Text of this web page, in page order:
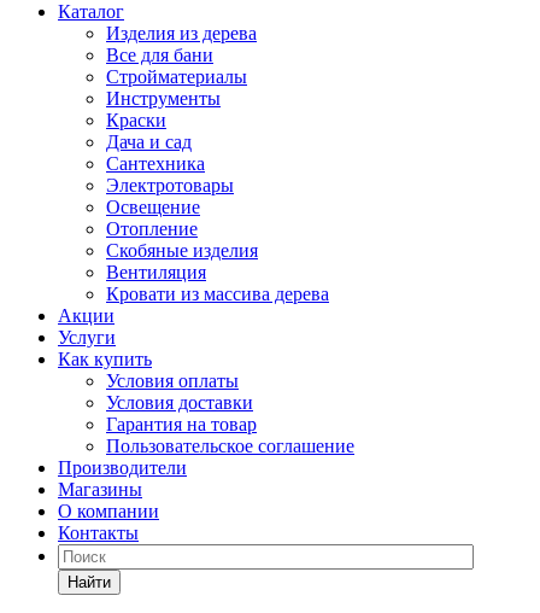
Каталог
Изделия из дерева
Все для бани
Стройматериалы
Инструменты
Краски
Дача и сад
Сантехника
Электротовары
Освещение
Отопление
Скобяные изделия
Вентиляция
Кровати из массива дерева
Акции
Услуги
Как купить
Условия оплаты
Условия доставки
Гарантия на товар
Пользовательское соглашение
Производители
Магазины
О компании
Контакты
Найти